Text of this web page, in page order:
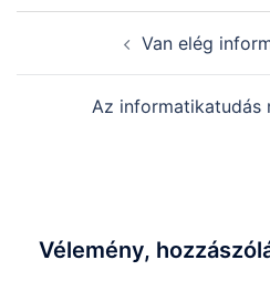
navigationVan elég
Az informatikatudás
Vélemény,